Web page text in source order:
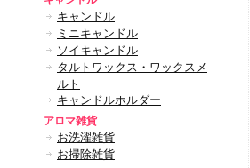
キャンドル
ミニキャンドル
ソイキャンドル
タルトワックス・ワックスメ
ルト
キャンドルホルダー
アロマ雑貨
お洗濯雑貨
お掃除雑貨